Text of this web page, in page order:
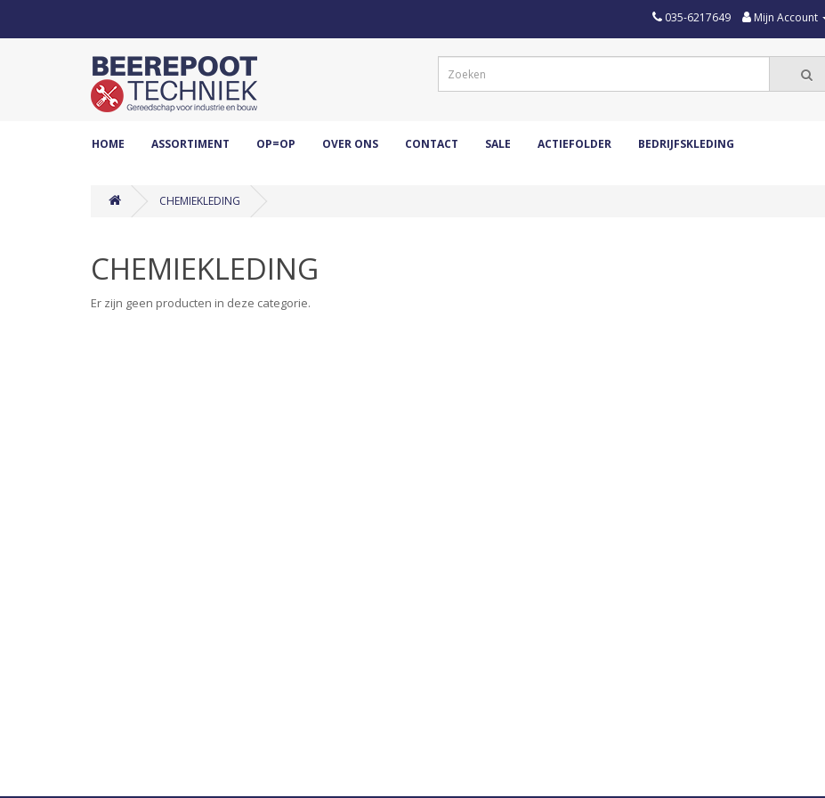
035-6217649 Mijn Account
HOME ASSORTIMENT OP=OP OVER ONS CONTACT SALE ACTIEFOLDER BEDRIJFSKLEDING
CHEMIEKLEDING
CHEMIEKLEDING
Er zijn geen producten in deze categorie.